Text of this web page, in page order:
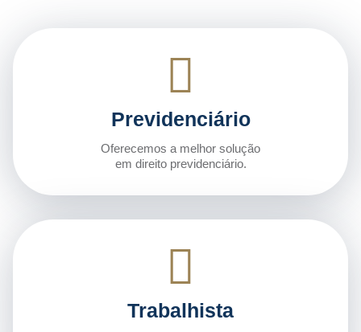
Previdenciário
Oferecemos a melhor solução
em direito previdenciário.
Trabalhista